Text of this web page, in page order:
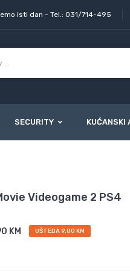
isti dan - Tel.: 031/714-495
SECURITY KUĆANSKI
Videogame 2 PS4
KM UŠTEDA 9,00 KM